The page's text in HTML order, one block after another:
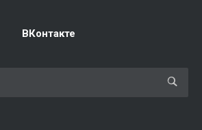
ВКонтакте